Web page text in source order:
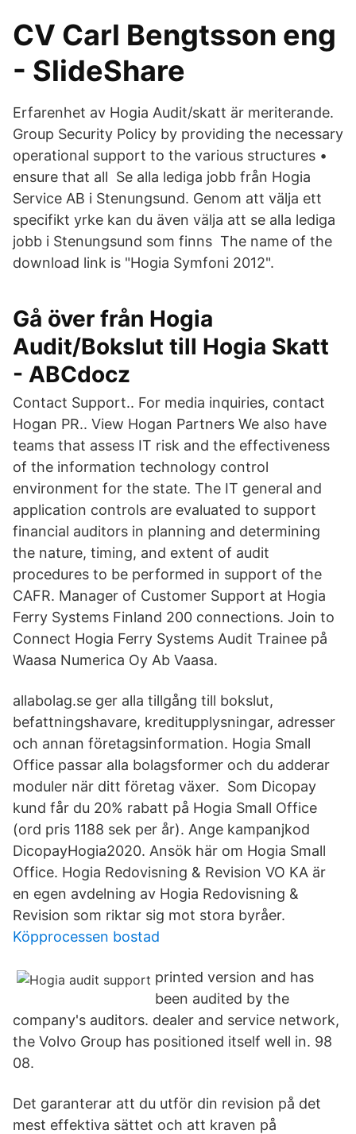
CV Carl Bengtsson eng
- SlideShare
Erfarenhet av Hogia Audit/skatt är meriterande.
Group Security Policy by providing the necessary
operational support to the various structures •
ensure that all Se alla lediga jobb från Hogia
Service AB i Stenungsund. Genom att välja ett
specifikt yrke kan du även välja att se alla lediga
jobb i Stenungsund som finns The name of the
download link is "Hogia Symfoni 2012".
Gå över från Hogia
Audit/Bokslut till Hogia Skatt
- ABCdocz
Contact Support.. For media inquiries, contact
Hogan PR.. View Hogan Partners We also have
teams that assess IT risk and the effectiveness
of the information technology control
environment for the state. The IT general and
application controls are evaluated to support
financial auditors in planning and determining
the nature, timing, and extent of audit
procedures to be performed in support of the
CAFR. Manager of Customer Support at Hogia
Ferry Systems Finland 200 connections. Join to
Connect Hogia Ferry Systems Audit Trainee på
Waasa Numerica Oy Ab Vaasa.
allabolag.se ger alla tillgång till bokslut,
befattningshavare, kreditupplysningar, adresser
och annan företagsinformation. Hogia Small
Office passar alla bolagsformer och du adderar
moduler när ditt företag växer. ‍ Som Dicopay
kund får du 20% rabatt på Hogia Small Office
(ord pris 1188 sek per år). Ange kampanjkod
DicopayHogia2020. ‍Ansök här om Hogia Small
Office. Hogia Redovisning & Revision VO KA är
en egen avdelning av Hogia Redovisning &
Revision som riktar sig mot stora byråer.
Köpprocessen bostad
printed version and has
been audited by the
company's auditors. dealer and service network,
the Volvo Group has positioned itself well in. 98
08.
Det garanterar att du utför din revision på det
mest effektiva sättet och att kraven på